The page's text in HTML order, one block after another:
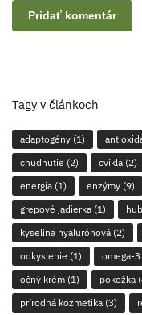
Tagy v článkoch
adaptogény (1)
chudnutie (2) cvikla (2)
energia (1) enzýmy (9)
grepové jadierka (1)
kyselina hyalurónová (2)
odkyslenie (1) omega-3
očný krém (1) pokožka
prírodná kozmetika (3)